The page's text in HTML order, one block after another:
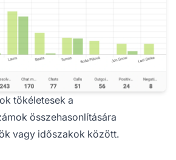
tökéletesek a
összehasonlítására
vagy időszakok között.